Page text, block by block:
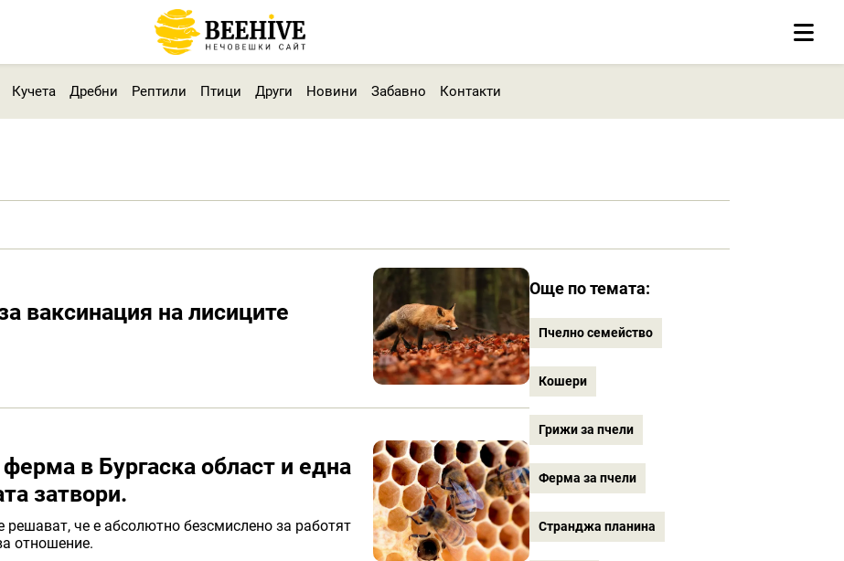
Кучета Дребни Рептили Птици Други Новини Забавно Контакти
ваксинация на лисиците
в Бургаска област и една
затвори.
че е абсолютно безсмислено за работят
отношение.
Още по темата:
Пчелно семейство
Кошери
Грижи за пчели
Ферма за пчели
Странджа планина